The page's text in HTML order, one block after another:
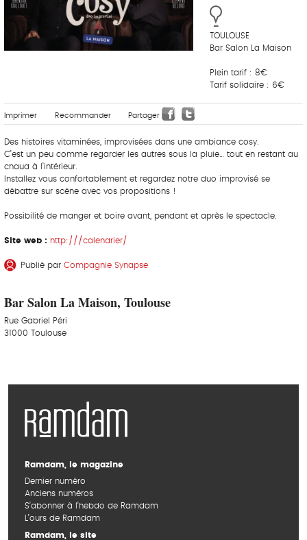
TOULOUSE
Bar Salon La Maison
Plein tarif : 8€
Tarif solidaire : 6€
Imprimer Recommander Partager
Des histoires vitaminées, improvisées dans une ambiance cosy.
C’est un peu comme regarder les autres sous la pluie… tout en restant au
chaud à l’intérieur.
Installez vous confortablement et regardez notre duo improvisé se
débattre sur scène avec vos propositions !
Possibilité de manger et boire avant, pendant et après le spectacle.
Site web : http:///calendrier/
Publié par Compagnie Synapse
Bar Salon La Maison, Toulouse
Rue Gabriel Péri
31000 Toulouse
Ramdam, le magazine
Dernier numéro
Anciens numéros
S’abonner à l’hebdo de Ramdam
L’ours de Ramdam
Ramdam, le site